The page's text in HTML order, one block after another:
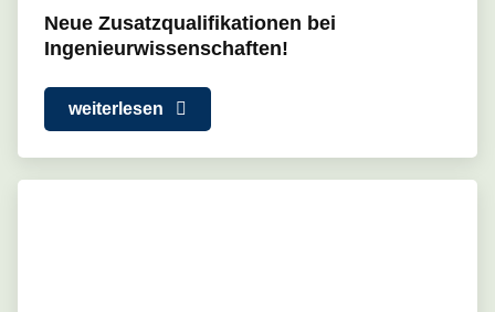
Neue Zusatzqualifikationen bei
Ingenieurwissenschaften!
weiterlesen